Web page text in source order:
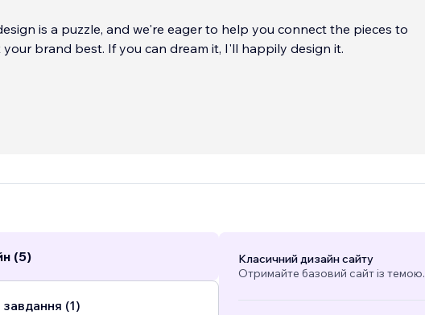
is a puzzle, and we're eager to help you connect the pieces to
brand best. If you can dream it, I'll happily design it.
include:
(5)
(1)
Класичний дизайн сайту
Отримайте базовий сайт із темою.